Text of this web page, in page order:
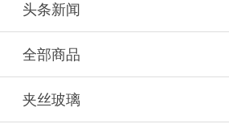
头条新闻
全部商品
夹丝玻璃